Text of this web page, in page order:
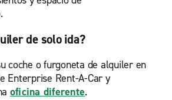
de solo ida?
coche o furgoneta de alquiler en
Enterprise Rent-A-Car y
oficina diferente.